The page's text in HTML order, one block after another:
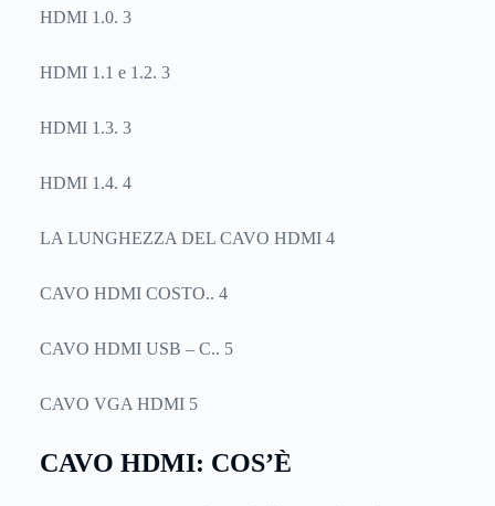
HDMI 1.0. 3
HDMI 1.1 e 1.2. 3
HDMI 1.3. 3
HDMI 1.4. 4
LA LUNGHEZZA DEL CAVO HDMI 4
CAVO HDMI COSTO.. 4
CAVO HDMI USB – C.. 5
CAVO VGA HDMI 5
CAVO HDMI: COS’È